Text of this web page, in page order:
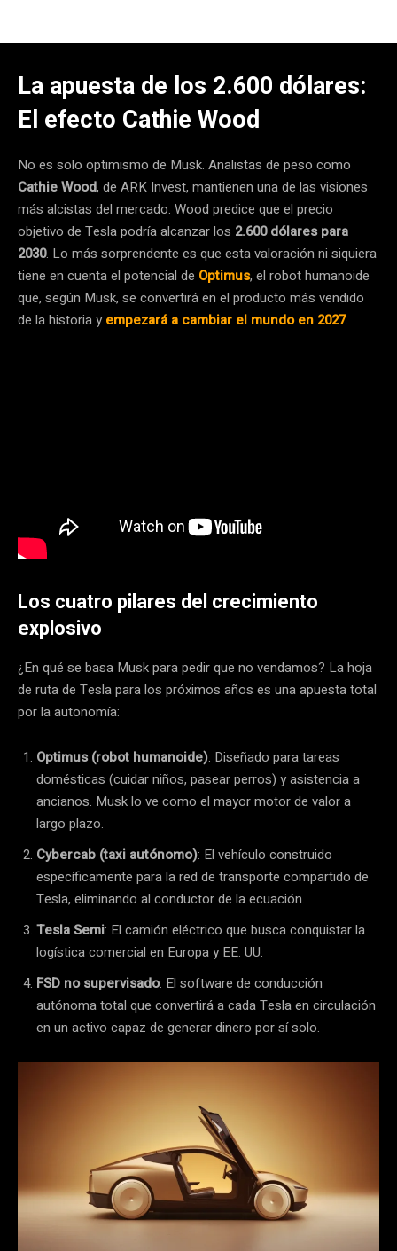
La apuesta de los 2.600 dólares:
El efecto Cathie Wood
No es solo optimismo de Musk. Analistas de peso como
Cathie Wood, de ARK Invest, mantienen una de las visiones
más alcistas del mercado. Wood predice que el precio
objetivo de Tesla podría alcanzar los 2.600 dólares para
2030. Lo más sorprendente es que esta valoración ni siquiera
tiene en cuenta el potencial de Optimus, el robot humanoide
que, según Musk, se convertirá en el producto más vendido
de la historia y empezará a cambiar el mundo en 2027.
Los cuatro pilares del crecimiento
explosivo
¿En qué se basa Musk para pedir que no vendamos? La hoja
de ruta de Tesla para los próximos años es una apuesta total
por la autonomía:
Optimus (robot humanoide): Diseñado para tareas
domésticas (cuidar niños, pasear perros) y asistencia a
ancianos. Musk lo ve como el mayor motor de valor a
largo plazo.
Cybercab (taxi autónomo): El vehículo construido
específicamente para la red de transporte compartido de
Tesla, eliminando al conductor de la ecuación.
Tesla Semi: El camión eléctrico que busca conquistar la
logística comercial en Europa y EE. UU.
FSD no supervisado: El software de conducción
autónoma total que convertirá a cada Tesla en circulación
en un activo capaz de generar dinero por sí solo.